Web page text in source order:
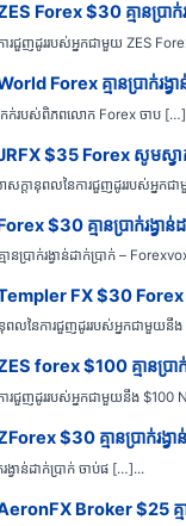
Forex $30 គ្មានប្រាក់រ
ារជួញដូររបស់អ្នកជាមួយ ZES
Forex គ្មានប្រាក់រង្វា
ាក់កក់របស់ពិភពលោក Forex ចាប
$35 Forex សូមស្វាគម
ក្តានុពលនៃការជួញដូររបស់អ្នកជ
$30 គ្មានប្រាក់រង្វា
នប្រាក់រង្វាន់ដាក់ប្រាក់ –
FX $30 Forex គ្ម
ពលនៃការជួញដូររបស់អ្នកជាមួយនឹង
forex $100 គ្មានប្រាក់រ
ារជួញដូររបស់អ្នកជាមួយនឹង $100
$30 គ្មានប្រាក់រង្វា
រង្វាន់ដាក់ប្រាក់ ចាប់ផ […]...
Broker $25 គ្មាន